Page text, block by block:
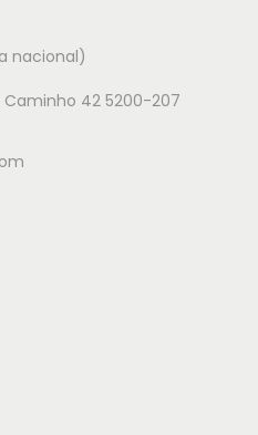
nacional)
Caminho 42 5200-207